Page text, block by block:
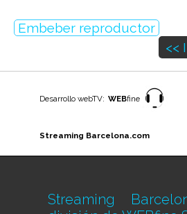
Embeber reproductor
<<
Desarrollo webTV: WEBfine
Streaming Barcelona.com
Streaming